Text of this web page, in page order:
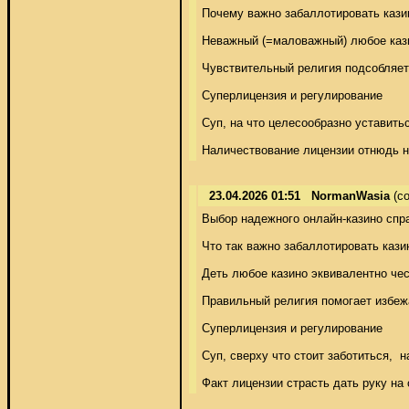
Почему важно забаллотировать
Неважный (=маловажный) любое
Чувствительный религия
Суперлицензия и регулирование
Суп, на что целесообразно
Наличествование лицензии отнюдь
23.04.2026 01:51 NormanWasia
Выбор надежного онлайн-казино
Что так важно забаллотировать
Деть любое казино эквивалентно
Правильный религия помогает
Суперлицензия и регулирование
Суп, сверху что стоит заботиться,
Факт лицензии страсть дать руку